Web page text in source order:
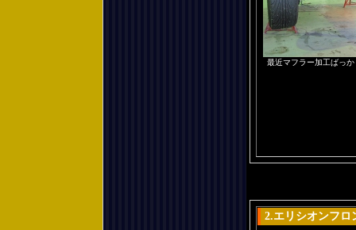
最近マフラー加工ばっ
2.エリシオンフロ